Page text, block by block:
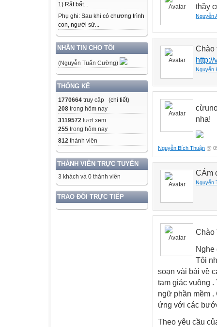
1) Rất bất...
Phụ ghi: Sau khi có chương trình
con, người sử...
NHẮN TIN CHO TÔI
(Nguyễn Tuấn Cường)
THỐNG KÊ
1770664 truy cập (chi tiết)
208 trong hôm nay
3119572 lượt xem
255 trong hôm nay
812 thành viên
THÀNH VIÊN TRỰC TUYẾN
3 khách và 0 thành viên
TRAO ĐỔI TRỰC TIẾP
thầy
Nguyễn
Chào
Nguyễn
nha!
Nguyễn Bích Thuận @
CÁm
Nguyễn
Chào
Nghe
Tôi
soạn vài bài về
tam giác vuông
ngữ phần mềm
ứng với các
Theo yêu cầu